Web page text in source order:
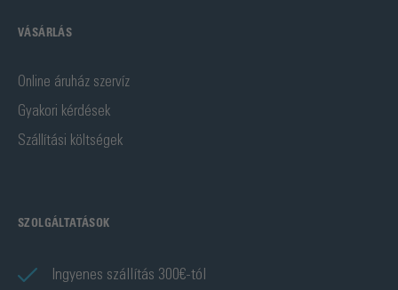
VÁSÁRLÁS
Online áruház szervíz
Gyakori kérdések
Szállítási költségek
SZOLGÁLTATÁSOK
Ingyenes szállítás 300€-tól